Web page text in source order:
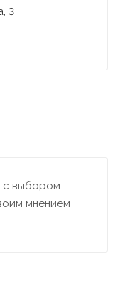
3
с выбором -
мнением